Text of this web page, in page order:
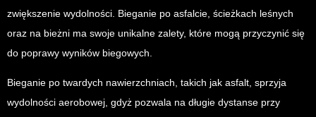
zwiększenie wydolności. Bieganie po asfalcie, ścieżkach leśnych
oraz na bieżni ma swoje unikalne zalety, które mogą przyczynić się
do poprawy wyników biegowych.
Bieganie po twardych nawierzchniach, takich jak asfalt, sprzyja
wydolności aerobowej, gdyż pozwala na długie dystanse przy